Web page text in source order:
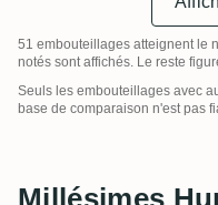
51 embouteillages atteignent le
notés sont affichés. Le reste
Seuls les embouteillages avec
base de comparaison n'est pas